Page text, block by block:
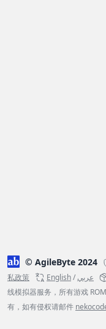
© AgileByte 2024
私政策
English/عربي
线模拟器服务，所有游戏
有，如有侵权请邮件